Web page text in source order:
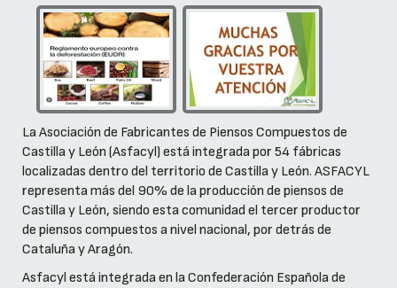
La Asociación de Fabricantes de Piensos Compuestos de
Castilla y León (Asfacyl) está integrada por 54 fábricas
localizadas dentro del territorio de Castilla y León. ASFACYL
representa más del 90% de la producción de piensos de
Castilla y León, siendo esta comunidad el tercer productor
de piensos compuestos a nivel nacional, por detrás de
Cataluña y Aragón.
Asfacyl está integrada en la Confederación Española de